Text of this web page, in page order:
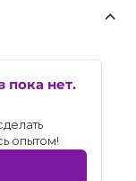
пока нет.
опытом!